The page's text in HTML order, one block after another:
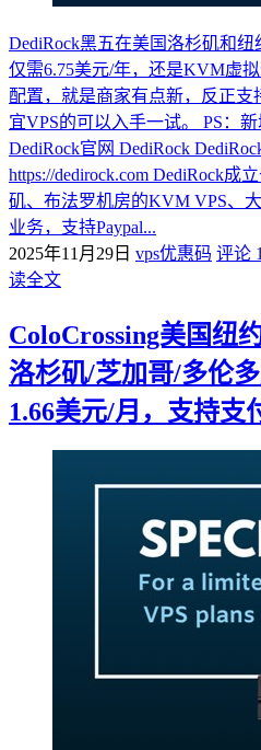
DediRock黑五在美国洛杉矶和纽
仅需6.75美元/年，还是KVM虚
配置，就是商家有点新，反正支
宜VPS的可以入手一试。 PS：
DediRock官网 DediRock
https://dedirock.com DediRock成
矶、布法罗机房的KVM VPS、
业务，支持Paypal...
2025年11月29日 vps优惠码 评论
读全文
ColoCrossing美国纽
洛杉矶/芝加哥/多伦多
1.66美元/月，支持支